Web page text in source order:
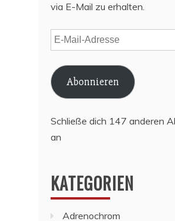
via E-Mail zu erhalten.
E-
Mail-
Adresse
Abonnieren
Schließe dich 147 anderen
an
KATEGORIEN
Adrenochrom